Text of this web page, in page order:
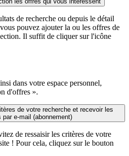
de recherche ou depuis le détail
pouvez ajouter la ou les offres de
Il suffit de cliquer sur l'icône
dans votre espace personnel,
d'offres ».
de votre recherche et recevoir les
par e-mail (abonnement)
de ressaisir les critères de votre
! Pour cela, cliquez sur le bouton